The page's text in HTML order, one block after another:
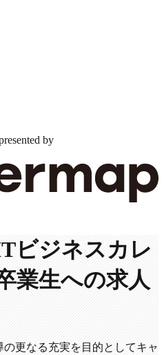
by
ビジネスカレ
業生への求人
更なる充実を目的としてキャ